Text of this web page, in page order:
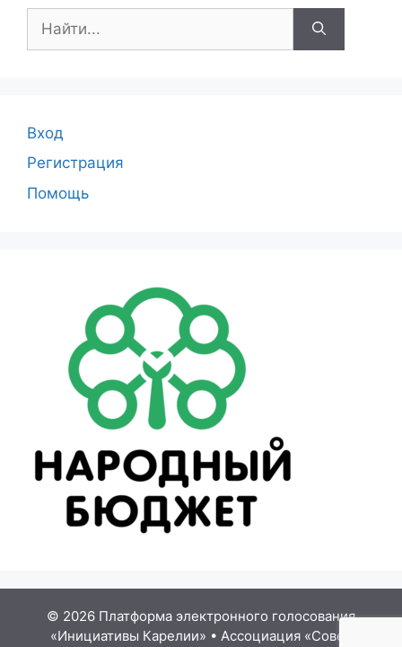
Вход
Регистрация
Помощь
© 2026 Платформа электронного голосования
«Инициативы Карелии» • Ассоциация «Совет